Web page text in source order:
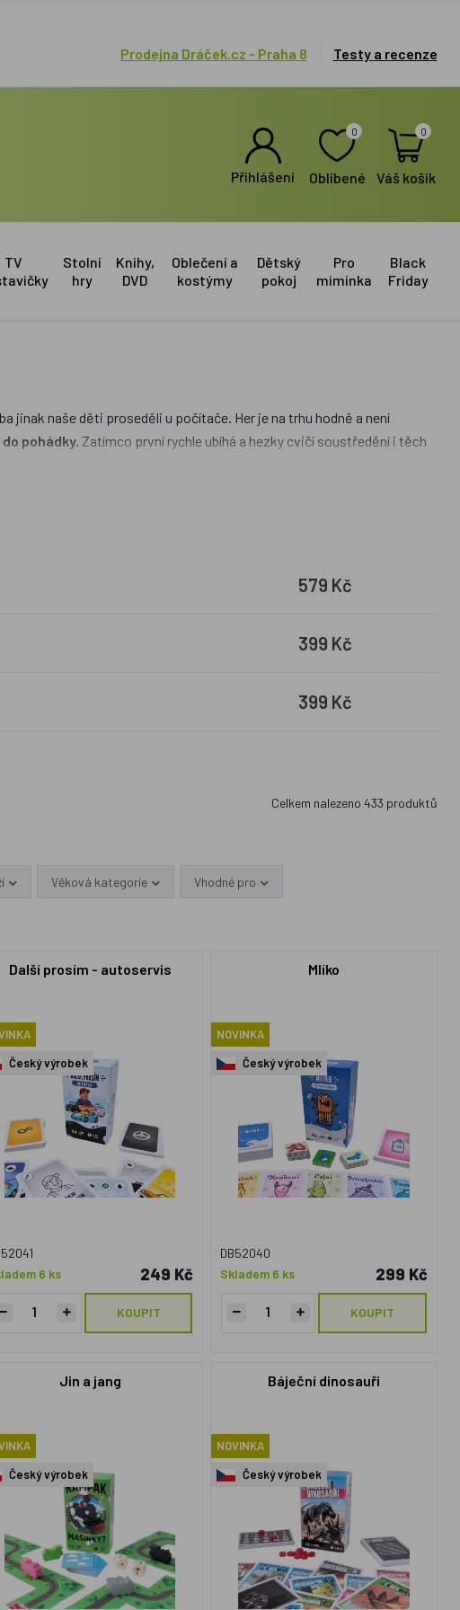
Prodejna Dráček.cz - Praha 8 Testy a recenze
Přihlášení
0
Oblíbené
0
Váš košík
TV
Stolní
hry
Knihy,
DVD
Oblečení a
kostýmy
Dětský
pokoj
Pro
miminka
Black
Friday
jinak naše děti proseděli u počítače. Her je na trhu hodně a není
do pohádky.Zatímco první rychle ubíhá a hezky cvičí soustředění i těch
579 Kč
399 Kč
399 Kč
Celkem nalezeno 433 produktů
Věková kategorie Vhodné pro
Další prosím - autoservis
Český výrobek
6 ks
249 Kč
KOUPIT
Mlíko
NOVINKA
Český výrobek
DB52040
Skladem 6 ks
299 Kč
KOUPIT
Jin a jang
Český výrobek
Báječní dinosauři
NOVINKA
Český výrobek